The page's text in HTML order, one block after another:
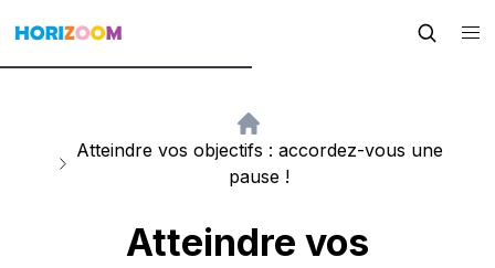
Atteindre vos objectifs : accordez-vous une
pause !
Atteindre vos